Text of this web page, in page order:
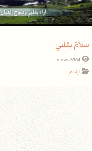
سلامٌ بقلبي
ترانيم